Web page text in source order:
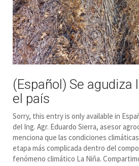
(Español) Se agudiza
el país
Sorry, this entry is only available in
del Ing. Agr. Eduardo Sierra, asesor
menciona que las condiciones
etapa más complicada dentro del
fenómeno climático La Niña.